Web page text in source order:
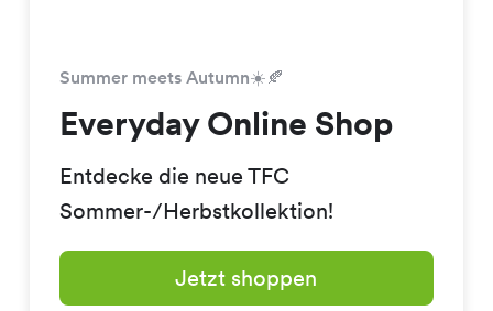
Summer meets Autumn☀️🍂
Everyday Online Shop
Entdecke die neue TFC
Sommer-/Herbstkollektion!
Jetzt shoppen